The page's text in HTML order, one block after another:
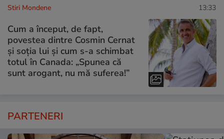
Stiri Mondene 13:33
Cum a început, de fapt,
povestea dintre Cosmin Cernat
și soția lui și cum s-a schimbat
totul în Canada: „Spunea că
sunt arogant, nu mă suferea!”
PARTENERI